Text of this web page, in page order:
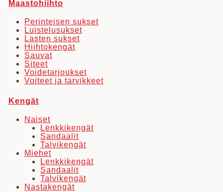
Maastohiihto
Perinteisen sukset
Luistelusukset
Lasten sukset
Hiihtokengät
Sauvat
Siteet
Voidetarjoukset
Voiteet ja tarvikkeet
Kengät
Naiset
Lenkkikengät
Sandaalit
Talvikengät
Miehet
Lenkkikengät
Sandaalit
Talvikengät
Nastakengät